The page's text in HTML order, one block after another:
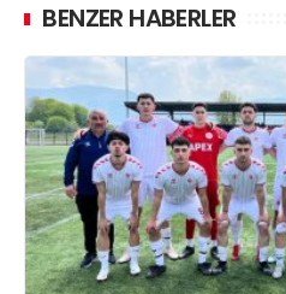
BENZER HABERLER